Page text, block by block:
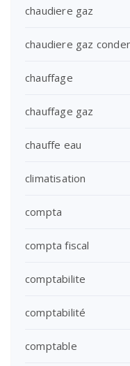
chaudiere gaz
chaudiere gaz
chauffage
chauffage gaz
chauffe eau
climatisation
compta
compta fiscal
comptabilite
comptabilité
comptable